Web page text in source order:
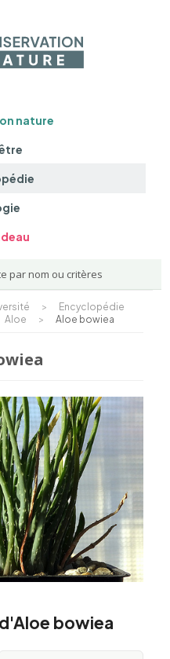
nature
par nom ou critères
>
Encyclopédie
Aloe > Aloe bowiea
bowiea